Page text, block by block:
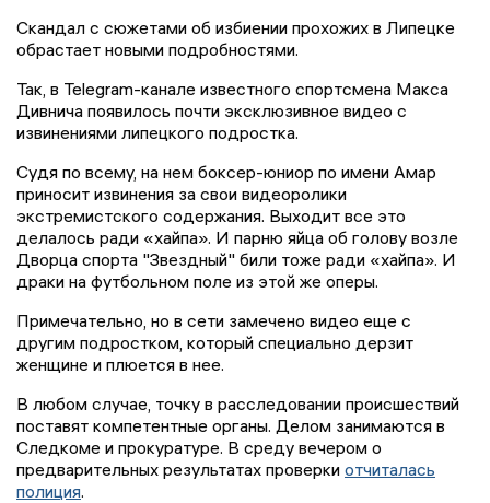
Скандал с сюжетами об избиении прохожих в Липецке
обрастает новыми подробностями.
Так, в Telegram-канале известного спортсмена Макса
Дивнича появилось почти эксклюзивное видео с
извинениями липецкого подростка.
Судя по всему, на нем боксер-юниор по имени Амар
приносит извинения за свои видеоролики
экстремистского содержания. Выходит все это
делалось ради «хайпа». И парню яйца об голову возле
Дворца спорта "Звездный" били тоже ради «хайпа». И
драки на футбольном поле из этой же оперы.
Примечательно, но в сети замечено видео еще с
другим подростком, который специально дерзит
женщине и плюется в нее.
В любом случае, точку в расследовании происшествий
поставят компетентные органы. Делом занимаются в
Следкоме и прокуратуре. В среду вечером о
предварительных результатах проверки отчиталась
полиция.